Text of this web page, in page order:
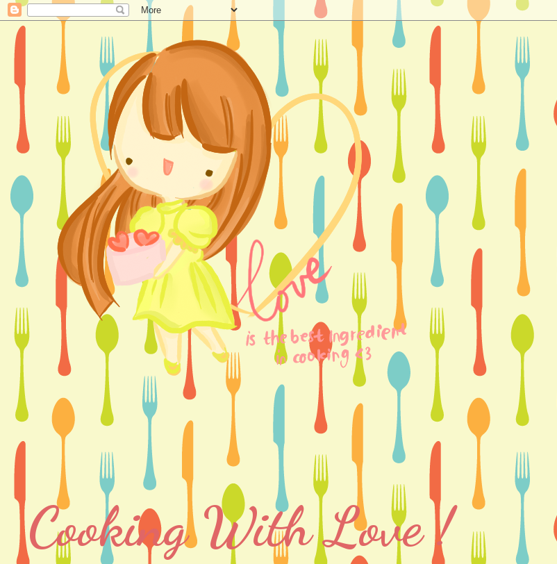
Cooking With Love !